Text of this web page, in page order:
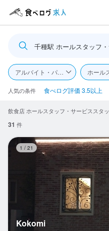
ログイン
食べログ求人TOP
求人検索
閲覧履歴
検索履歴・保存した条件
千種駅 ホールスタッフ
アルバイト・パート ホール
人気の条件 食べログ評価 3.5以上
飲食店 ホールスタッフ・サービススタ
31 件
1 / 21
Kokomi